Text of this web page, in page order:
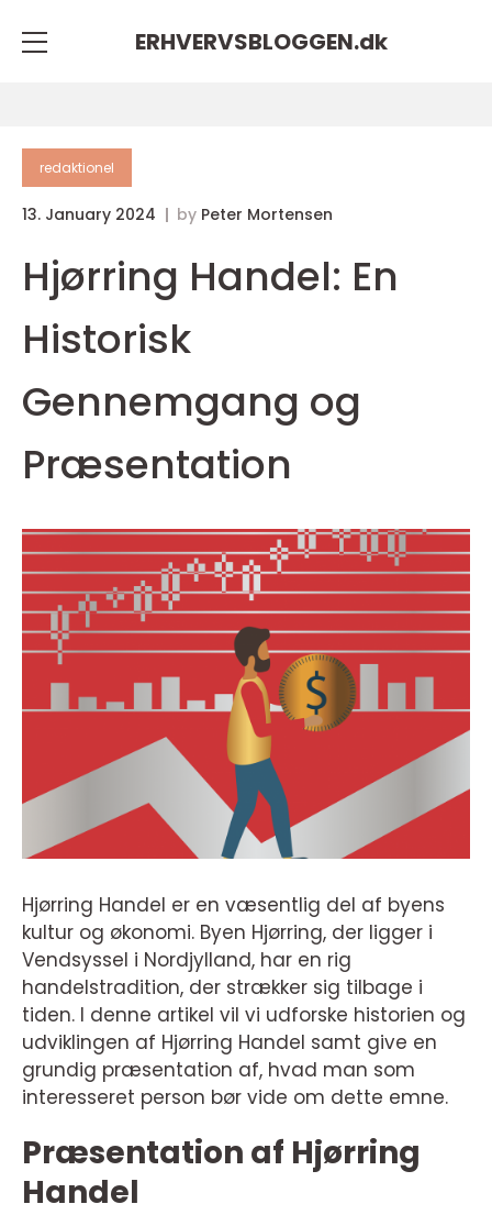
ERHVERVSBLOGGEN.dk
redaktionel
13. January 2024 by Peter Mortensen
Hjørring Handel: En
Historisk
Gennemgang og
Præsentation
Hjørring Handel er en væsentlig del af byens
kultur og økonomi. Byen Hjørring, der ligger i
Vendsyssel i Nordjylland, har en rig
handelstradition, der strækker sig tilbage i
tiden. I denne artikel vil vi udforske historien og
udviklingen af Hjørring Handel samt give en
grundig præsentation af, hvad man som
interesseret person bør vide om dette emne.
Præsentation af Hjørring
Handel